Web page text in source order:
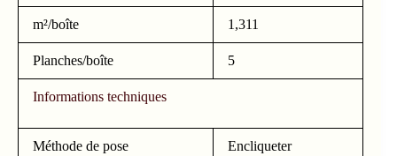
m²/boîte 1,311
Planches/boîte 5
Informations techniques
Méthode de pose Encliqueter